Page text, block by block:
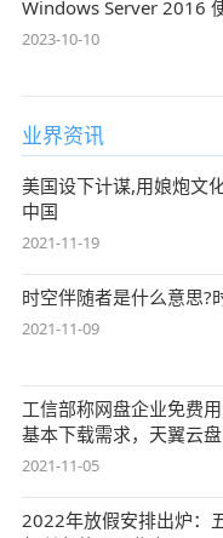
Windows Server 2016
2023-10-10
业界资讯
美国设下计谋,用娘炮文
中国
2021-11-19
时空伴随者是什么意思?
2021-11-09
工信部称网盘企业免费
基本下载需求，天翼云
始终
2021-11-05
2022年放假安排出炉：